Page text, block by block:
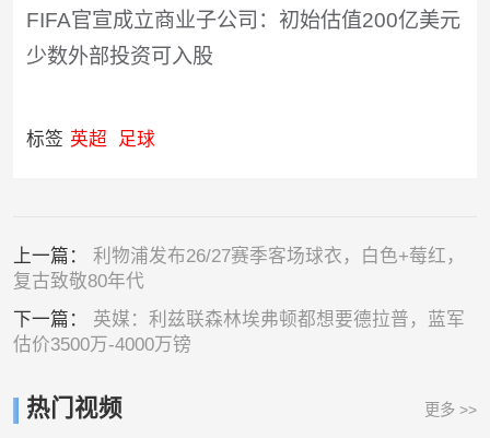
FIFA官宣成立商业子公司：初始估值200亿美元
少数外部投资可入股
标签 英超 足球
上一篇： 利物浦发布26/27赛季客场球衣，白色+莓红，
复古致敬80年代
下一篇： 英媒：利兹联森林埃弗顿都想要德拉普，蓝军
估价3500万-4000万镑
热门视频 更多 >>